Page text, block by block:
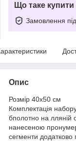
Що таке
Замовлення
Опис
Розмір 40x50 см
Комплектація
бполотно на лляній
нанесеною
сегменти додатково